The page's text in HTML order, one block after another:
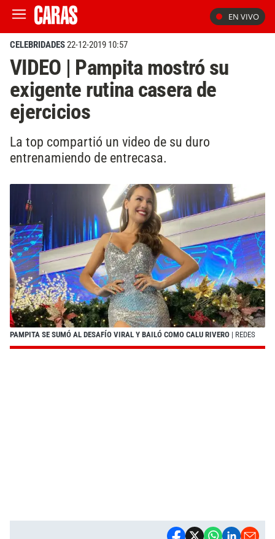
EN VIVO
CELEBRIDADES22-12-2019 10:57
VIDEO | Pampita mostró su
exigente rutina casera de
ejercicios
La top compartió un video de su duro
entrenamiendo de entrecasa.
PAMPITA SE SUMÓ AL DESAFÍO VIRAL Y BAILÓ COMO CALU RIVERO | REDES